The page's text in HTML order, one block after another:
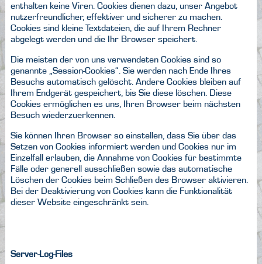
enthalten keine Viren. Cookies dienen dazu, unser Angebot
nutzerfreundlicher, effektiver und sicherer zu machen.
Cookies sind kleine Textdateien, die auf Ihrem Rechner
abgelegt werden und die Ihr Browser speichert.
Die meisten der von uns verwendeten Cookies sind so
genannte „Session-Cookies“. Sie werden nach Ende Ihres
Besuchs automatisch gelöscht. Andere Cookies bleiben auf
Ihrem Endgerät gespeichert, bis Sie diese löschen. Diese
Cookies ermöglichen es uns, Ihren Browser beim nächsten
Besuch wiederzuerkennen.
Sie können Ihren Browser so einstellen, dass Sie über das
Setzen von Cookies informiert werden und Cookies nur im
Einzelfall erlauben, die Annahme von Cookies für bestimmte
Fälle oder generell ausschließen sowie das automatische
Löschen der Cookies beim Schließen des Browser aktivieren.
Bei der Deaktivierung von Cookies kann die Funktionalität
dieser Website eingeschränkt sein.
Server-Log-Files